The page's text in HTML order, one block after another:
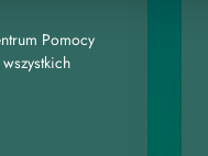
Pomocy